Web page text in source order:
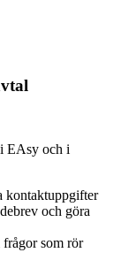
EAsy och i
kontaktuppgifter
och göra
som rör